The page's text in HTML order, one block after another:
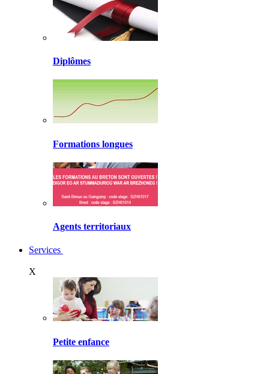
Diplômes
Formations longues
Agents territoriaux
Services
X
Petite enfance